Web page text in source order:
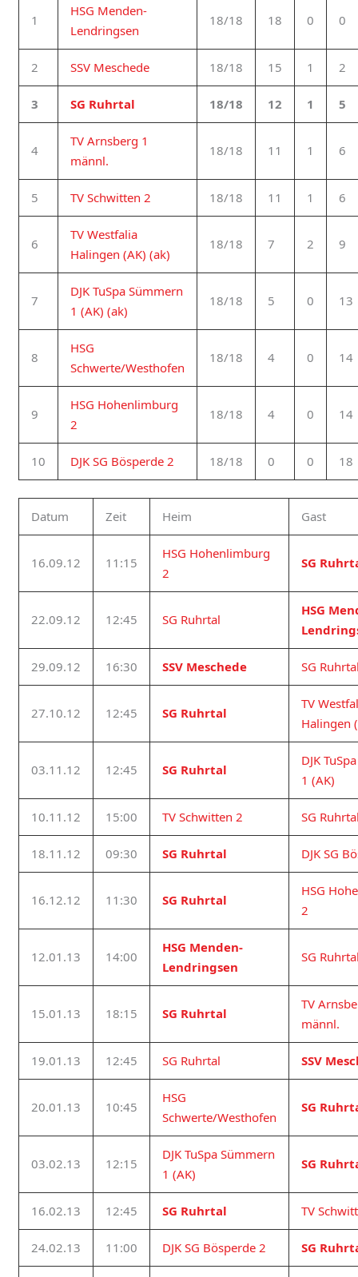
1
HSG Menden-
Lendringsen
18/18 18 0 0
2 SSV Meschede 18/18 15 1 2
3 SG Ruhrtal 18/18 12 1 5
4
TV Arnsberg 1
männl.
18/18 11 1 6
5 TV Schwitten 2 18/18 11 1 6
6
TV Westfalia
Halingen (AK) (ak)
18/18 7 2 9
7
DJK TuSpa Sümmern
1 (AK) (ak)
18/18 5 0 13
8
HSG
Schwerte/Westhofen
18/18 4 0 14
9
HSG Hohenlimburg
2
18/18 4 0 14
10 DJK SG Bösperde 2 18/18 0 0 18
Datum Zeit Heim Gast
16.09.12 11:15
HSG Hohenlimburg
2
SG
22.09.12 12:45 SG Ruhrtal
HSG
29.09.12 16:30 SSV Meschede SG
27.10.12 12:45 SG Ruhrtal
TV
Halingen
03.11.12 12:45 SG Ruhrtal
DJK
1 (AK)
10.11.12 15:00 TV Schwitten 2 SG
18.11.12 09:30 SG Ruhrtal DJK SG
16.12.12 11:30 SG Ruhrtal
HSG
2
12.01.13 14:00
HSG Menden-
Lendringsen
SG
15.01.13 18:15 SG Ruhrtal
TV
männl.
19.01.13 12:45 SG Ruhrtal SSV
20.01.13 10:45
HSG
Schwerte/Westhofen
SG
03.02.13 12:15
DJK TuSpa Sümmern
1 (AK)
SG
16.02.13 12:45 SG Ruhrtal TV
24.02.13 11:00 DJK SG Bösperde 2 SG